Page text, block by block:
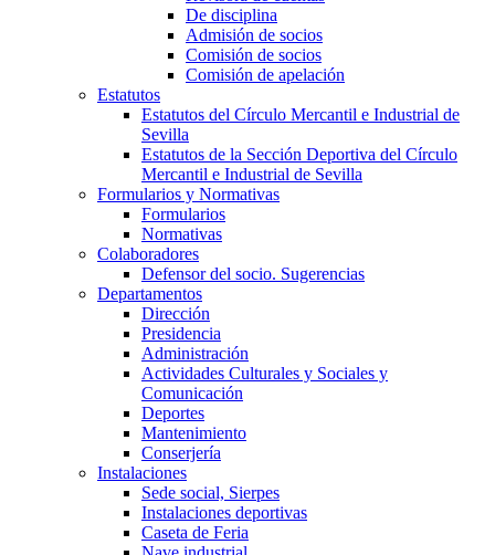
De disciplina
Admisión de socios
Comisión de socios
Comisión de apelación
Estatutos
Estatutos del Círculo Mercantil e Industrial de
Sevilla
Estatutos de la Sección Deportiva del Círculo
Mercantil e Industrial de Sevilla
Formularios y Normativas
Formularios
Normativas
Colaboradores
Defensor del socio. Sugerencias
Departamentos
Dirección
Presidencia
Administración
Actividades Culturales y Sociales y
Comunicación
Deportes
Mantenimiento
Conserjería
Instalaciones
Sede social, Sierpes
Instalaciones deportivas
Caseta de Feria